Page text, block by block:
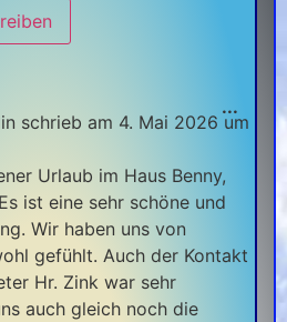
schrieb am 4. Mai 2026 um
Urlaub im Haus Benny,
ist eine sehr schöne und
Wir haben uns von
gefühlt. Auch der Kontakt
Hr. Zink war sehr
auch gleich noch die
...